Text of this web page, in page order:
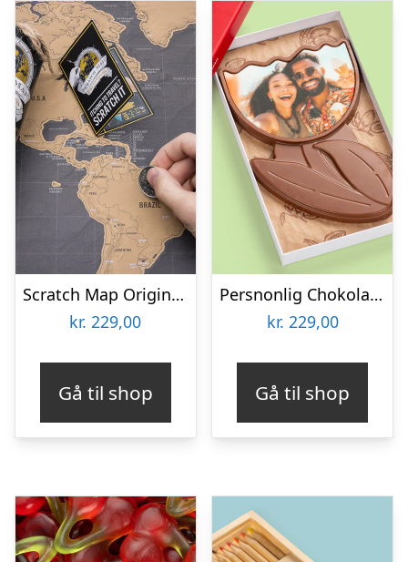
Scratch Map Original Deluxe
kr. 229,00
Gå til shop
Persnonlig Chokoladeblomst med Billede
kr. 229,00
Gå til shop